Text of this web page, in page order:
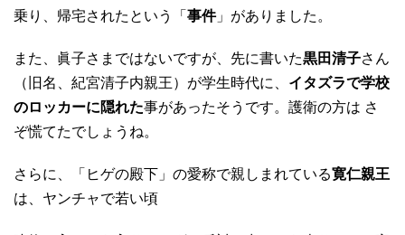
乗り、帰宅されたという「 事件」がありました。
また、眞子さまではないですが、先に書いた黒田清子さん
（旧名、紀宮清子内親王）が学生時代に、 イタズラで学校
のロッカーに隠れた事があったそうです。護衛の方は さ
ぞ慌てたでしょうね。
さらに、「ヒゲの殿下」の愛称で親しまれている寛仁親王
は、ヤンチャで若い頃